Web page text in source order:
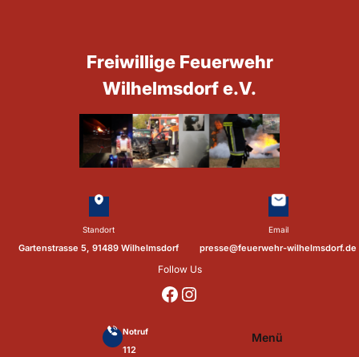
Standort
Gartenstrasse 5, 91489 Wilhelmsdorf
Freiwillige Feuerwehr
Wilhelmsdorf e.V.
Email
presse@feuerwehr-wilhelmsdorf.de
Follow Us
https://www.facebook.com/p/Feuerwehr-Wilhelmsdorf-Mfr-100041655560073/?locale=de_DE https://www.instagram.com/feuerwehr_wilhelmsdorf_mfr/
Notruf
112
Menü